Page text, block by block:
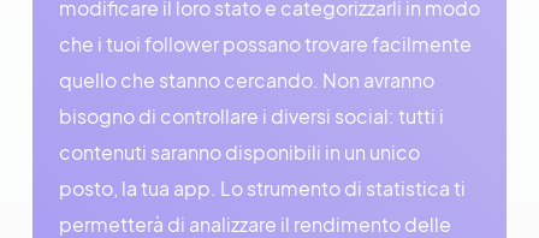
modificare il loro stato e categorizzarli in modo
che i tuoi follower possano trovare facilmente
quello che stanno cercando. Non avranno
bisogno di controllare i diversi social: tutti i
contenuti saranno disponibili in un unico
posto, la tua app. Lo strumento di statistica ti
permetterà di analizzare il rendimento delle